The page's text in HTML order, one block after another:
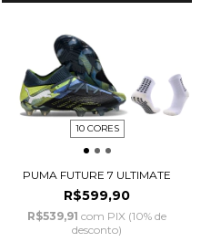
10 CORES
PUMA FUTURE 7 ULTIMATE
R$599,90
R$539,91 com PIX (10% de
desconto)